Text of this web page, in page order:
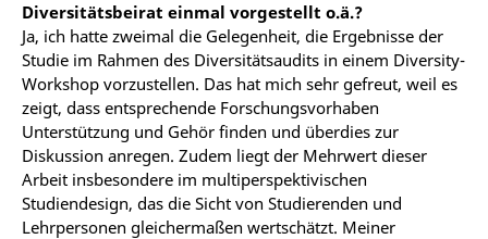
Diversitätsbeirat einmal vorgestellt o.ä.?
Ja, ich hatte zweimal die Gelegenheit, die Ergebnisse der
Studie im Rahmen des Diversitätsaudits in einem Diversity-
Workshop vorzustellen. Das hat mich sehr gefreut, weil es
zeigt, dass entsprechende Forschungsvorhaben
Unterstützung und Gehör finden und überdies zur
Diskussion anregen. Zudem liegt der Mehrwert dieser
Arbeit insbesondere im multiperspektivischen
Studiendesign, das die Sicht von Studierenden und
Lehrpersonen gleichermaßen wertschätzt. Meiner